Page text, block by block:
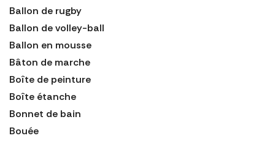
Ballon de rugby
Ballon de volley-ball
Ballon en mousse
Bâton de marche
Boîte de peinture
Boîte étanche
Bonnet de bain
Bouée